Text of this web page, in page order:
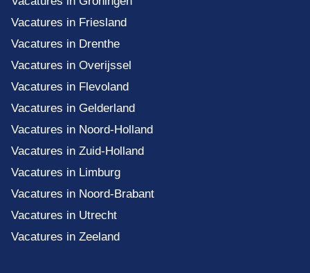
Vacatures in Friesland
Vacatures in Drenthe
Vacatures in Overijssel
Vacatures in Flevoland
Vacatures in Gelderland
Vacatures in Noord-Holland
Vacatures in Zuid-Holland
Vacatures in Limburg
Vacatures in Noord-Brabant
Vacatures in Utrecht
Vacatures in Zeeland